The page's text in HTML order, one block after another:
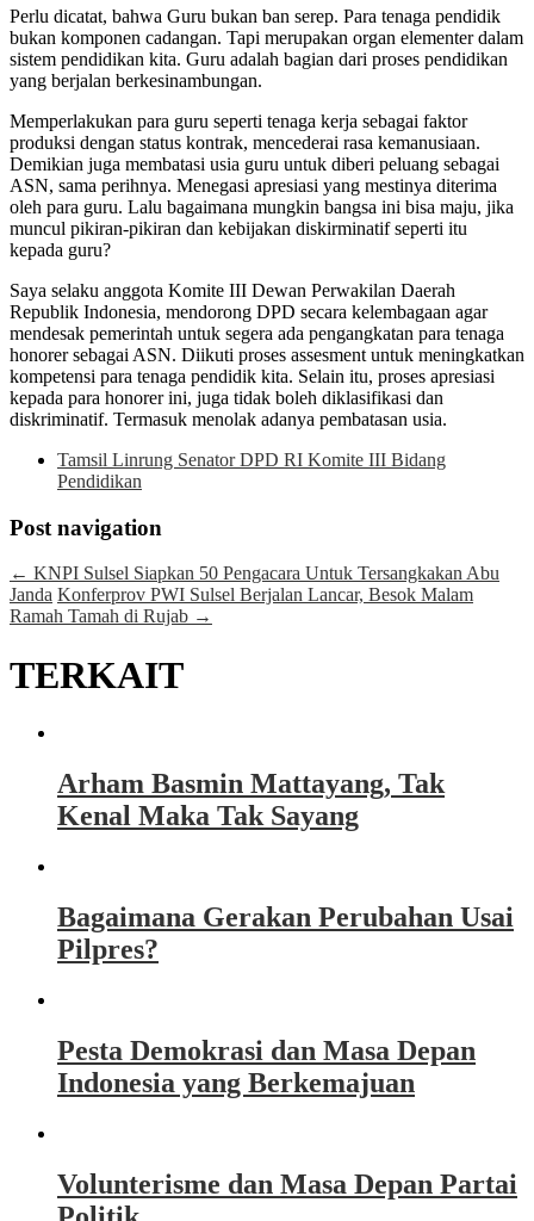
Perlu dicatat, bahwa Guru bukan ban serep. Para tenaga pendidik
bukan komponen cadangan. Tapi merupakan organ elementer dalam
sistem pendidikan kita. Guru adalah bagian dari proses pendidikan
yang berjalan berkesinambungan.
Memperlakukan para guru seperti tenaga kerja sebagai faktor
produksi dengan status kontrak, mencederai rasa kemanusiaan.
Demikian juga membatasi usia guru untuk diberi peluang sebagai
ASN, sama perihnya. Menegasi apresiasi yang mestinya diterima
oleh para guru. Lalu bagaimana mungkin bangsa ini bisa maju, jika
muncul pikiran-pikiran dan kebijakan diskirminatif seperti itu
kepada guru?
Saya selaku anggota Komite III Dewan Perwakilan Daerah
Republik Indonesia, mendorong DPD secara kelembagaan agar
mendesak pemerintah untuk segera ada pengangkatan para tenaga
honorer sebagai ASN. Diikuti proses assesment untuk meningkatkan
kompetensi para tenaga pendidik kita. Selain itu, proses apresiasi
kepada para honorer ini, juga tidak boleh diklasifikasi dan
diskriminatif. Termasuk menolak adanya pembatasan usia.
Tamsil Linrung Senator DPD RI Komite III Bidang
Pendidikan
Post navigation
← KNPI Sulsel Siapkan 50 Pengacara Untuk Tersangkakan Abu
Janda Konferprov PWI Sulsel Berjalan Lancar, Besok Malam
Ramah Tamah di Rujab →
TERKAIT
Arham Basmin Mattayang, Tak
Kenal Maka Tak Sayang
Bagaimana Gerakan Perubahan Usai
Pilpres?
Pesta Demokrasi dan Masa Depan
Indonesia yang Berkemajuan
Volunterisme dan Masa Depan Partai